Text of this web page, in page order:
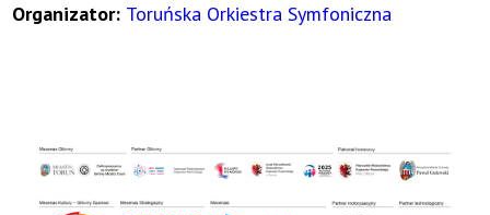
Organizator: Toruńska Orkiestra Symfoniczna